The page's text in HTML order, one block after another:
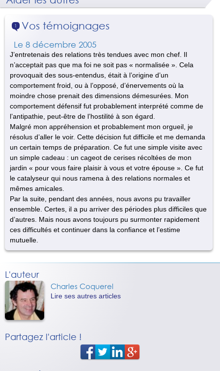
1 Vos témoignages
Le 8 décembre 2005
J’entretenais des relations très tendues avec mon chef. Il
n’acceptait pas que ma foi ne soit pas « normalisée ». Cela
provoquait des sous-entendus, était à l’origine d’un
comportement froid, ou à l’opposé, d’énervements où la
moindre chose prenait des dimensions démesurées. Mon
comportement défensif fut probablement interprété comme de
l’antipathie, peut-être de l’hostilité à son égard.
Malgré mon appréhension et probablement mon orgueil, je
résolus d’aller le voir. Cette décision fut difficile et me demanda
un certain temps de préparation. Ce fut une simple visite avec
un simple cadeau : un cageot de cerises récoltées de mon
jardin « pour vous faire plaisir à vous et votre épouse ». Ce fut
le catalyseur qui nous ramena à des relations normales et
mêmes amicales.
Par la suite, pendant des années, nous avons pu travailler
ensemble. Certes, il a pu arriver des périodes plus difficiles que
d’autres. Mais nous avons toujours pu surmonter rapidement
ces difficultés et continuer dans la confiance et l’estime
mutuelle.
L'auteur
Charles Coquerel
Lire ses autres articles
Partagez l'article !